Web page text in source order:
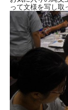
って文様を写し取